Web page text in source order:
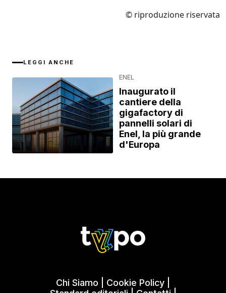
© riproduzione riservata
LEGGI ANCHE
ENEL
Inaugurato il
cantiere della
gigafactory di
pannelli solari di
Enel, la più grande
d'Europa
Chi Siamo Cookie Policy